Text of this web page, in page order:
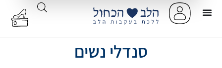
סנדלי נשים